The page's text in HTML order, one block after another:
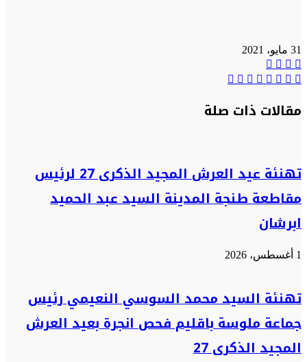
31 مايو، 2021
فيسبوكتويتر
واتساب
فيسبوكتويتر
ماسنجر
ماسنجر
واتساب
تيلقرام
مشاركة
البريد
مقالات ذات صلة
تهنئة عيد العرش المجيد الذكرى 27 لرئيس
مقاطعة طنجة المدينة السيد عبد الحميد
ابرشان
1 أغسطس، 2026
تهنئة السيد محمد السوسي النعيمي رئيس
جماعة ملوسة باقليم فحص انجرة بعيد العرش
المجيد الذكرى 27